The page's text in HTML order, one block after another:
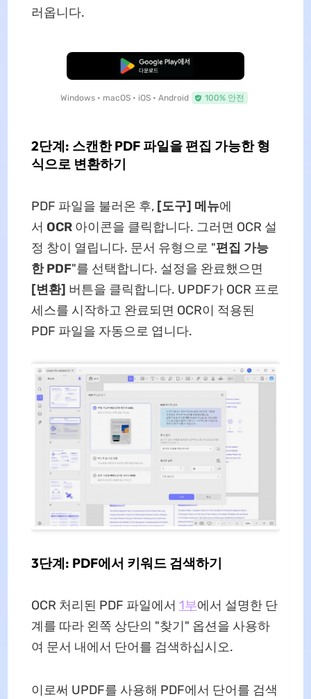
러옵니다.
무료로 다운로드
Windows • macOS • iOS • Android 100% 안전
2단계: 스캔한 PDF 파일을 편집 가능한 형
식으로 변환하기
PDF 파일을 불러온 후, [도구] 메뉴에
서 OCR아이콘을 클릭합니다. 그러면 OCR 설
정 창이 열립니다. 문서 유형으로 "편집 가능
한 PDF"를 선택합니다. 설정을 완료했으면
[변환] 버튼을 클릭합니다. UPDF가 OCR 프로
세스를 시작하고 완료되면 OCR이 적용된
PDF 파일을 자동으로 엽니다.
3단계: PDF에서 키워드 검색하기
OCR 처리된 PDF 파일에서 1부에서 설명한 단
계를 따라 왼쪽 상단의 "찾기" 옵션을 사용하
여 문서 내에서 단어를 검색하십시오.
이로써 UPDF를 사용해 PDF에서 단어를 검색